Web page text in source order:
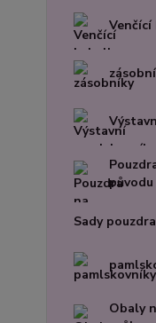
původu
Sady
Obaly